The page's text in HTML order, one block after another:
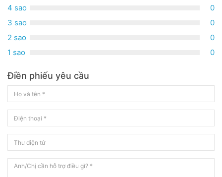
4 sao
0
3 sao
0
2 sao
0
1 sao
0
Điền phiếu yêu cầu